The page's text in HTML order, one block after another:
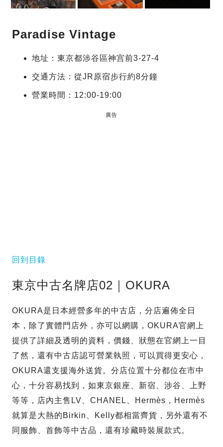
Paradise Vintage
地址：東京都涉谷區神宫前3-27-4
交通方法：從JR原宿步行約8分鐘
營業時間：12:00-19:00
廣告
回到目錄
東京中古名牌店02｜OKURA
OKURA是日本經營多年的中古店，分店遍佈全日
本，除了實體門店外，亦可以網購，OKURA官網上
提供了詳細及透明的資料，價錢、狀態在官網上一目
了然，還有中古店認可營業執照，可以買得更安心，
OKURA還支援海外送貨。分店位置十分都位在市中
心，十分容易找到，如東京銀座、新宿、涉谷、上野
等等，店內主售LV、CHANEL、Hermès，Hermès
就算是大熱的Birkin、Kelly都相當齊貨，另外還有不
同服飾、首飾等中古品，還有珍藏時裝展款式。